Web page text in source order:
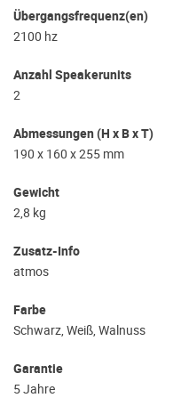
Übergangsfrequenz(en)
2100 hz
Anzahl Speakerunits
2
Abmessungen (H x B x T)
190 x 160 x 255 mm
Gewicht
2,8 kg
Zusatz-Info
atmos
Farbe
Schwarz, Weiß, Walnuss
Garantie
5 Jahre